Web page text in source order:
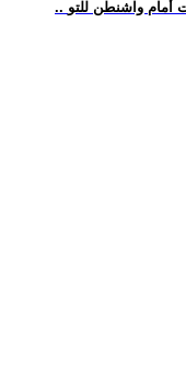
أمام واشنطن للتو